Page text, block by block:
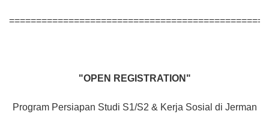
"OPEN REGISTRATION"
Program Persiapan Studi S1/S2 & Kerja Sosial di Jerman